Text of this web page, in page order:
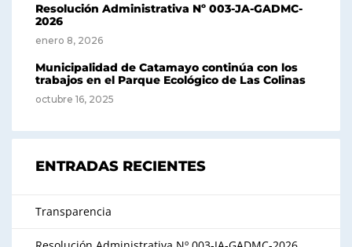
Resolución Administrativa Nº 003-JA-GADMC-
2026
enero 8, 2026
Municipalidad de Catamayo continúa con los
trabajos en el Parque Ecológico de Las Colinas
octubre 16, 2025
ENTRADAS RECIENTES
Transparencia